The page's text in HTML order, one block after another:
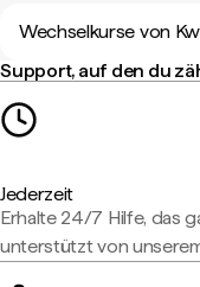
Wechselkurse von
Support, auf den du
Jederzeit
Erhalte 24/7 Hilfe, das
unterstützt von